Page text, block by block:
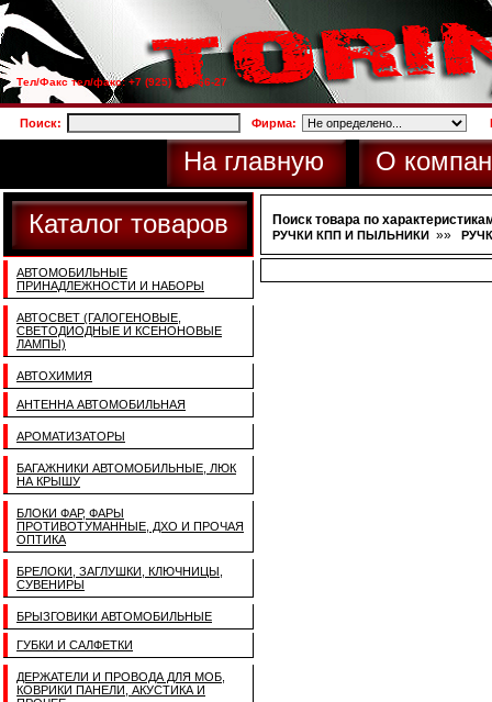
Тел/Факс тел/факс: +7 (925) 733-66-27
Поиск: Фирма:
На главную О
Каталог товаров
АВТОМОБИЛЬНЫЕ
ПРИНАДЛЕЖНОСТИ И НАБОРЫ
АВТОСВЕТ (ГАЛОГЕНОВЫЕ,
СВЕТОДИОДНЫЕ И КСЕНОНОВЫЕ
ЛАМПЫ)
АВТОХИМИЯ
АНТЕННА АВТОМОБИЛЬНАЯ
АРОМАТИЗАТОРЫ
БАГАЖНИКИ АВТОМОБИЛЬНЫЕ, ЛЮК
НА КРЫШУ
БЛОКИ ФАР, ФАРЫ
ПРОТИВОТУМАННЫЕ, ДХО И ПРОЧАЯ
ОПТИКА
БРЕЛОКИ, ЗАГЛУШКИ, КЛЮЧНИЦЫ,
СУВЕНИРЫ
БРЫЗГОВИКИ АВТОМОБИЛЬНЫЕ
ГУБКИ И САЛФЕТКИ
ДЕРЖАТЕЛИ И ПРОВОДА ДЛЯ МОБ,
КОВРИКИ ПАНЕЛИ, АКУСТИКА И
Поиск товара по
РУЧКИ КПП И ПЫЛЬНИКИ »»